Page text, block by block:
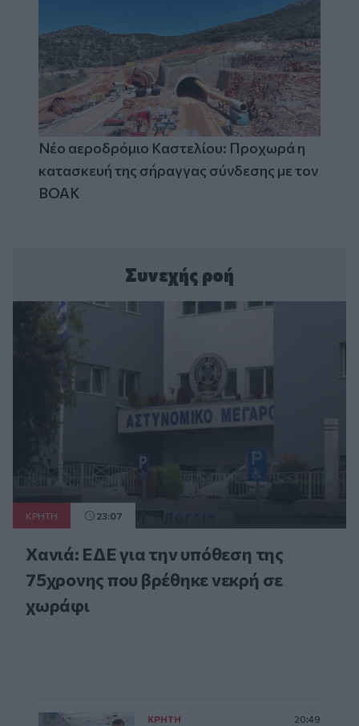
Νέο αεροδρόμιο Καστελίου: Προχωρά η
κατασκευή της σήραγγας σύνδεσης με τον
ΒΟΑΚ
Συνεχής ροή
ΚΡΗΤΗ 23:07
Χανιά: ΕΔΕ για την υπόθεση της
75χρονης που βρέθηκε νεκρή σε
χωράφι
ΚΡΗΤΗ 20:49